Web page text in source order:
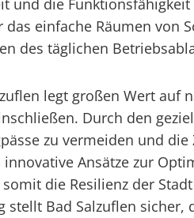
und die
einfache Räumen von
des täglichen
legt großen Wert
Durch den
zu vermeiden und
innovative Ansätze zur
die Resilienz der
stellt Bad Salzuflen